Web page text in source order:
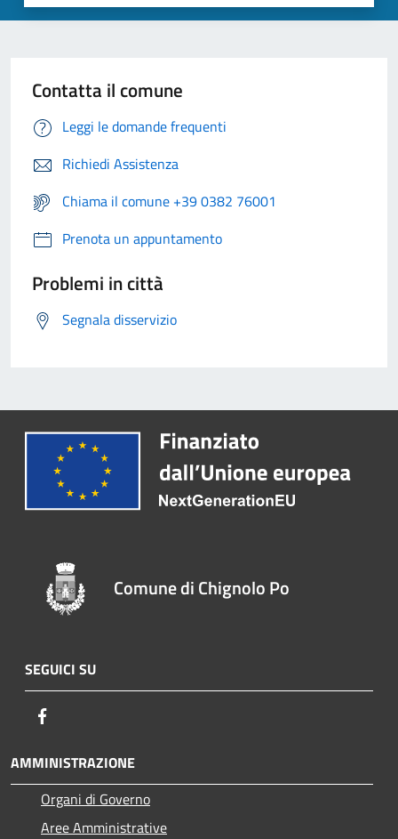
Contatta il comune
Leggi le domande frequenti
Richiedi Assistenza
Chiama il comune +39 0382 76001
Prenota un appuntamento
Problemi in città
Segnala disservizio
Comune di Chignolo Po
SEGUICI SU
AMMINISTRAZIONE
Organi di Governo
Aree Amministrative